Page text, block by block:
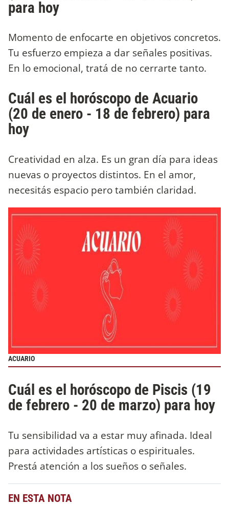
para hoy
Momento de enfocarte en objetivos concretos.
Tu esfuerzo empieza a dar señales positivas.
En lo emocional, tratá de no cerrarte tanto.
Cuál es el horóscopo de Acuario
(20 de enero - 18 de febrero) para
hoy
Creatividad en alza. Es un gran día para ideas
nuevas o proyectos distintos. En el amor,
necesitás espacio pero también claridad.
ACUARIO
Cuál es el horóscopo de Piscis (19
de febrero - 20 de marzo) para hoy
Tu sensibilidad va a estar muy afinada. Ideal
para actividades artísticas o espirituales.
Prestá atención a los sueños o señales.
EN ESTA NOTA